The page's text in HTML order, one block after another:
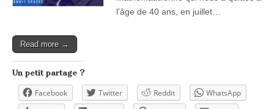
l’âge de 40 ans, en juillet…
Read more →
Un petit partage ?
Facebook Twitter Reddit
WhatsApp